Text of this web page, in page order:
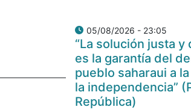
05/08/2026 - 23:05
“La solución justa
es la garantía del
pueblo saharaui a
la independencia”
República)